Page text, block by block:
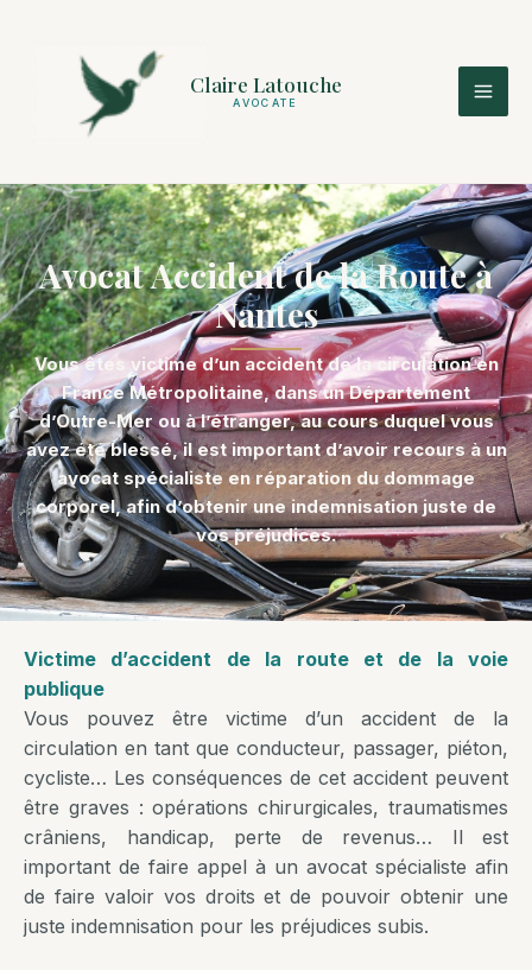
Claire Latouche
AVOCATE
Avocat Accident de la Route à
Nantes
Vous êtes victime d’un accident de la circulation en
France Métropolitaine, dans un Département
d’Outre-Mer ou à l’étranger, au cours duquel vous
avez été blessé, il est important d’avoir recours à un
avocat spécialiste en réparation du dommage
corporel, afin d’obtenir une indemnisation juste de
vos préjudices.
Victime d’accident de la route et de la voie
publique
Vous pouvez être victime d’un accident de la
circulation en tant que conducteur, passager, piéton,
cycliste… Les conséquences de cet accident peuvent
être graves : opérations chirurgicales, traumatismes
crâniens, handicap, perte de revenus… Il est
important de faire appel à un avocat spécialiste afin
de faire valoir vos droits et de pouvoir obtenir une
juste indemnisation pour les préjudices subis.